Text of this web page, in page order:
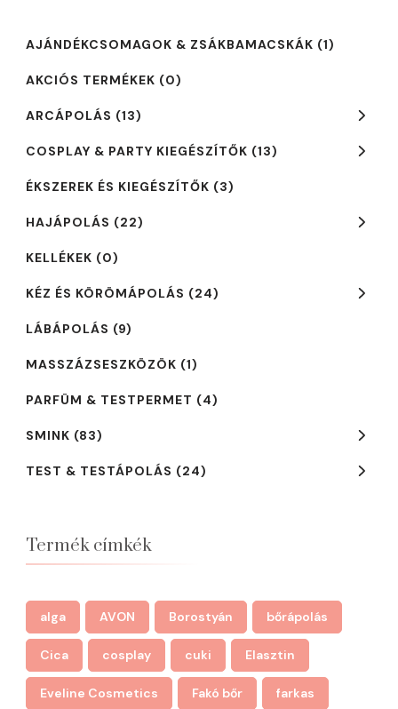
AJÁNDÉKCSOMAGOK & ZSÁKBAMACSKÁK (1)
AKCIÓS TERMÉKEK (0)
ARCÁPOLÁS (13)
COSPLAY & PARTY KIEGÉSZÍTŐK (13)
ÉKSZEREK ÉS KIEGÉSZÍTŐK (3)
HAJÁPOLÁS (22)
KELLÉKEK (0)
KÉZ ÉS KÖRÖMÁPOLÁS (24)
LÁBÁPOLÁS (9)
MASSZÁZSESZKÖZÖK (1)
PARFÜM & TESTPERMET (4)
SMINK (83)
TEST & TESTÁPOLÁS (24)
Termék címkék
alga AVON Borostyán bőrápolás
Cica cosplay cuki Elasztin
Eveline Cosmetics Fakó bőr farkas